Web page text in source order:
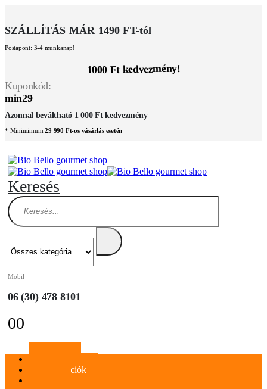
SZÁLLÍTÁS MÁR 1490 FT-tól
Postapont: 3-4 munkanap!
1000 Ft kedvezmény!
Kuponkód:
min29
Azonnal beváltható 1 000 Ft kedvezmény
* Minimimum29 990 Ft-os vásárlás esetén
Keresés
Mobil
06 (30) 478 8101
00
Információk